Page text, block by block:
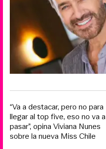
“Va a destacar, pero no para
llegar al top five, eso no va a
pasar”, opina Viviana Nunes
sobre la nueva Miss Chile